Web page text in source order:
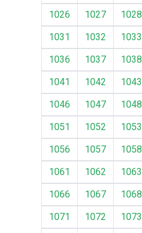
1026
1027 1028
1031
1032 1033
1036
1037 1038
1041
1042 1043
1046
1047 1048
1051
1052 1053
1056
1057 1058
1061
1062 1063
1066
1067 1068
1071
1072 1073